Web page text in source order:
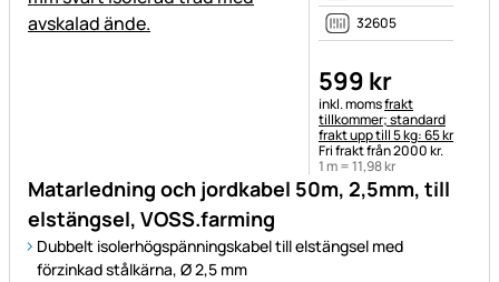
Matarledning och jordkabel 50m, 2,5mm, till
elstängsel, VOSS.farming
Dubbelt isolerhögspänningskabel till elstängsel med
förzinkad stålkärna, Ø 2,5 mm
32605
599 kr
Skatteinformation:
inkl. momsfrakt
tillkommer; standard
frakt upp till 5 kg: 65 kr
Fri frakt från 2000 kr.
1 m =11,98kr